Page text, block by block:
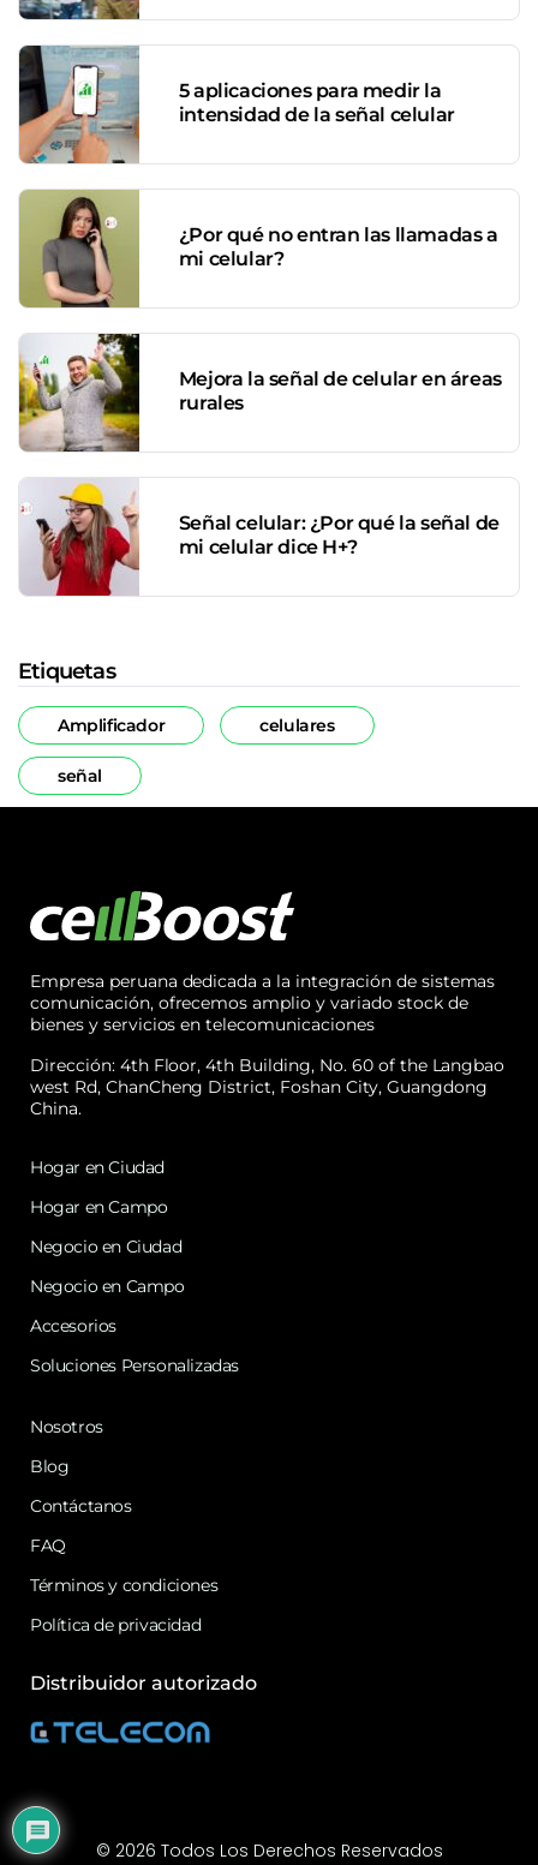
5 aplicaciones para medir la
intensidad de la señal celular
¿Por qué no entran las llamadas a
mi celular?
Mejora la señal de celular en áreas
rurales
Señal celular: ¿Por qué la señal de
mi celular dice H+?
Etiquetas
Amplificador celulares
señal
Empresa peruana dedicada a la integración de sistemas
comunicación, ofrecemos amplio y variado stock de
bienes y servicios en telecomunicaciones
Dirección: 4th Floor, 4th Building, No. 60 of the Langbao
west Rd, ChanCheng District, Foshan City, Guangdong
China.
Hogar en Ciudad
Hogar en Campo
Negocio en Ciudad
Negocio en Campo
Accesorios
Soluciones Personalizadas
Nosotros
Blog
Contáctanos
FAQ
Términos y condiciones
Política de privacidad
Distribuidor autorizado
© 2026 Todos Los Derechos Reservados